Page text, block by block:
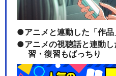
アニメと連動した「作
アニメの視聴話と連動
習・復習もばっちり